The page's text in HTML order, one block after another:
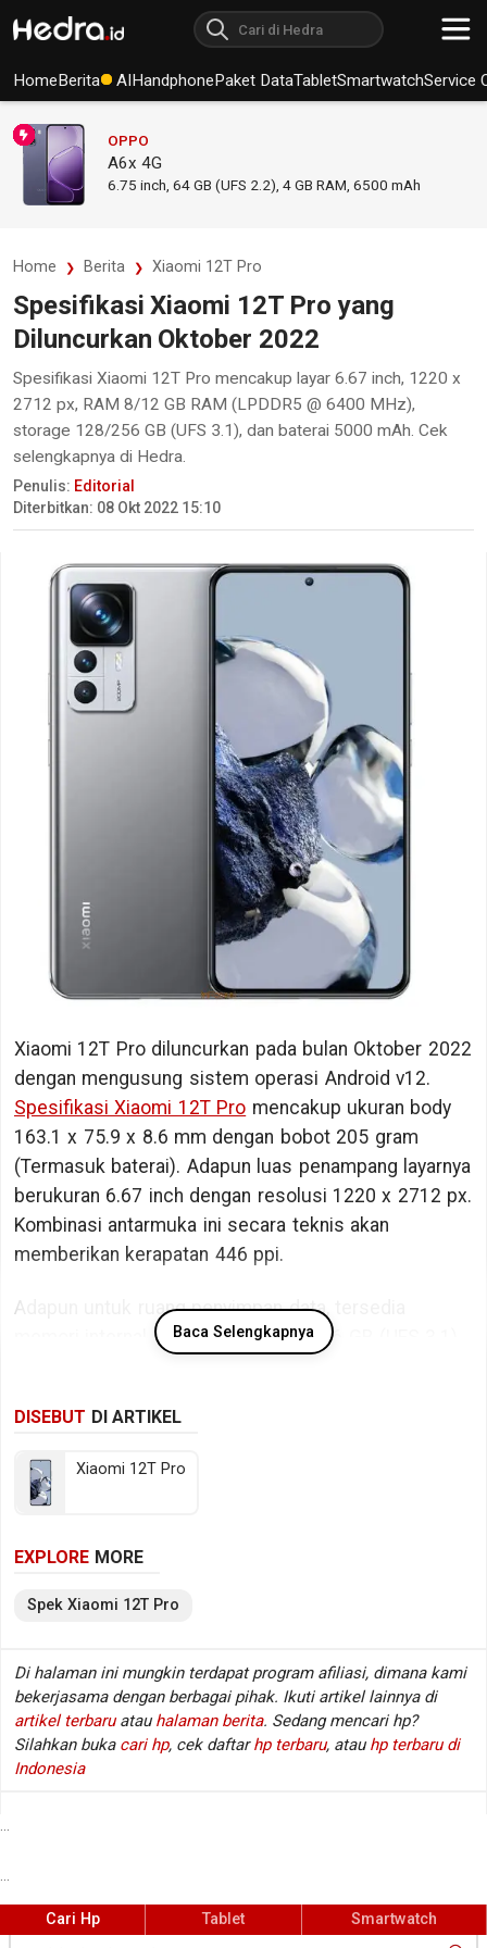
HomeBerita AIHandphonePaket DataTabletSmartwatchService
OPPO
A6x 4G
6.75 inch, 64 GB (UFS 2.2), 4 GB RAM 6500 mAh
Home Berita Xiaomi 12T Pro
Spesifikasi Xiaomi 12T Pro yang
Diluncurkan Oktober 2022
Spesifikasi Xiaomi 12T Pro mencakup layar 6.67 inch, 1220 x
2712 px, RAM 8/12 GB RAM (LPDDR5 @ 6400 MHz),
storage 128/256 GB (UFS 3.1), dan baterai 5000 mAh. Cek
selengkapnya di Hedra.
Penulis: Editorial
Diterbitkan: 08 Okt 2022 15:10
Xiaomi 12T Pro diluncurkan pada bulan Oktober 2022
dengan mengusung sistem operasi Android v12.
Spesifikasi Xiaomi 12T Pro mencakup ukuran body
163.1 x 75.9 x 8.6 mm dengan bobot 205 gram
(Termasuk baterai). Adapun luas penampang layarnya
berukuran 6.67 inch dengan resolusi 1220 x 2712 px.
Kombinasi antarmuka ini secara teknis akan
memberikan kerapatan 446 ppi.
Adapun untuk ruang penyimpan data, tersedia
memori internal berkapasitas 128/256 GB (UFS 3.1).
Qualcomm Snapdragon 8+ Gen 1 SM8450 dengan
6400 MHz). Sedangkan pada sektor fotografi
tersedia kamera belakang Triple lens dan kamera
Li-Polimer berkapasitas 5000 mAh. Berikut beberapa
spesifikasi kunci Xiaomi 12T Pro.
Spesifikasi Xiaomi 12T Pro
Jaringan :
GSM / CDMA / HSDPA / LTE / 5G
Layar 6.67 inch, 1220 x 2712 px
Kamera depan:Single lens
Memori RAM:8/12 GB RAM (LPDDR5 @ 6400 MHz)
Baca Selengkapnya
DISEBUT DI ARTIKEL
Xiaomi 12T Pro
EXPLORE MORE
Spek Xiaomi 12T Pro
Di halaman ini mungkin terdapat program afiliasi, dimana kami
bekerjasama dengan berbagai pihak. Ikuti artikel lainnya di
artikel terbaru atau halaman berita. Sedang mencari hp?
Silahkan buka cari hp, cek daftar hp terbaru, atau hp terbaru di
Indonesia
...
...
Cari Hp Tablet Smartwatch